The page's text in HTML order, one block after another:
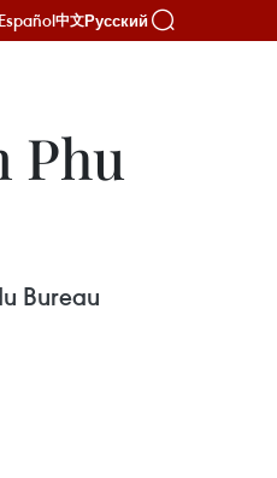
Español中文Русский
Phu
Bureau